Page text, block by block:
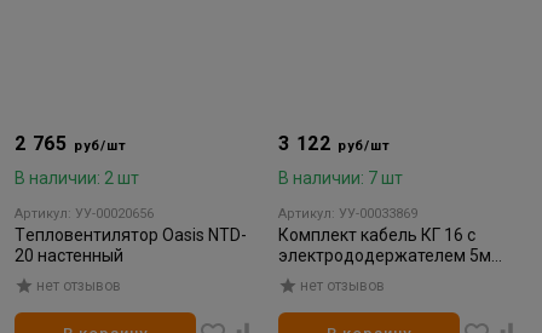
2 765 руб/шт
В наличии: 2 шт
Артикул: УУ-00020656
Tепловентилятор Oasis NTD-
20 настенный
нет отзывов
3 122 руб/шт
В наличии: 7 шт
Артикул: УУ-00033869
Комплект кабель КГ 16 с
электрододержателем 5м
вилка 10-25 ПРОФЕССИОНАЛ
нет отзывов